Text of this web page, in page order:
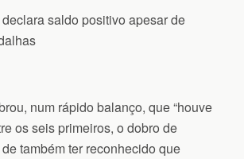
saldo positivo apesar de
num rápido balanço, que “houve
os seis primeiros, o dobro de
também ter reconhecido que